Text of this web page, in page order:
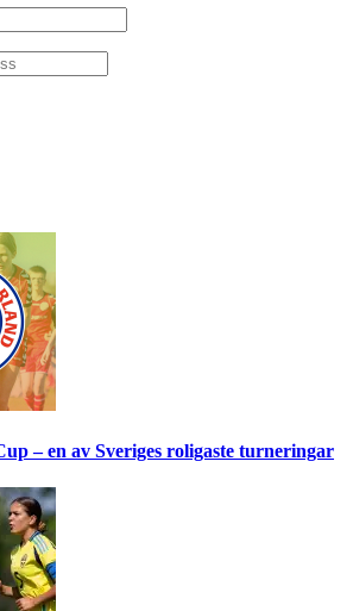
– en av Sveriges roligaste turneringar